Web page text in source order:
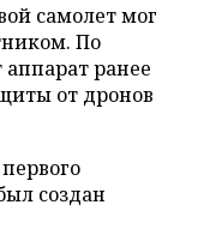
самолет мог
По
ранее
от дронов
создан